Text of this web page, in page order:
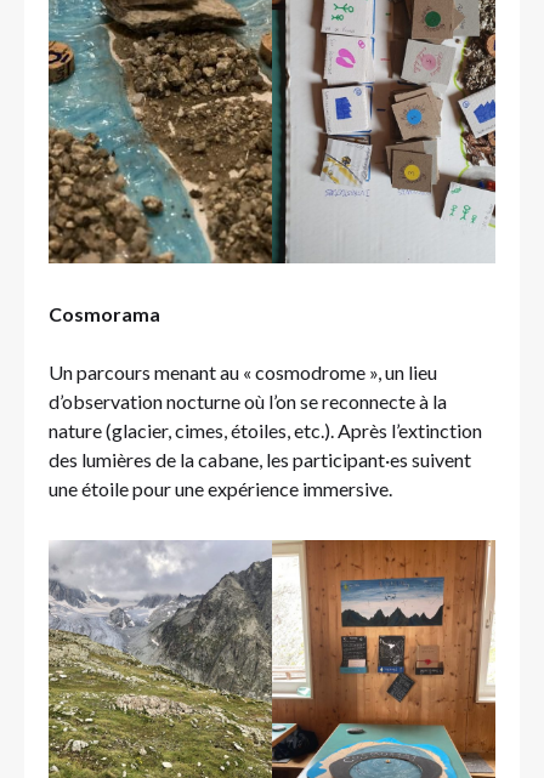
Cosmorama
Un parcours menant au « cosmodrome », un lieu
d’observation nocturne où l’on se reconnecte à la
nature (glacier, cimes, étoiles, etc.). Après l’extinction
des lumières de la cabane, les participant·es suivent
une étoile pour une expérience immersive.